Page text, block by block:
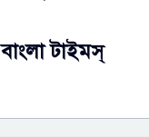
বাংলা টাইমস্